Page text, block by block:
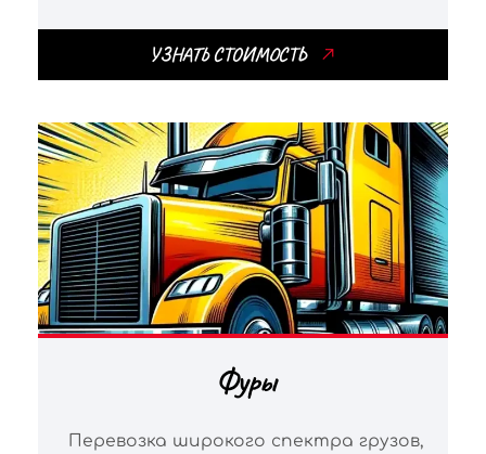
УЗНАТЬ СТОИМОСТЬ
Фуры
Перевозка широкого спектра грузов,